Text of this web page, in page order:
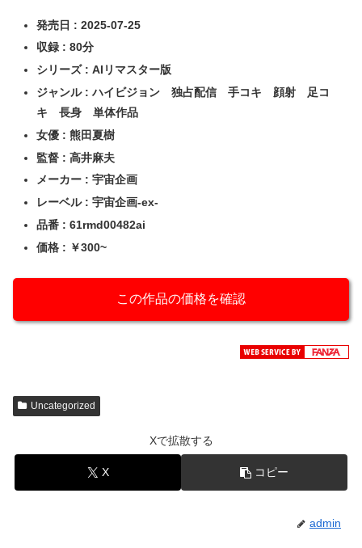
発売日 : 2025-07-25
収録 : 80分
シリーズ : AIリマスター版
ジャンル : ハイビジョン 独占配信 手コキ 顔射 足コ
キ 長身 単体作品
女優 : 熊田夏樹
監督 : 高井麻夫
メーカー : 宇宙企画
レーベル : 宇宙企画-ex-
品番 : 61rmd00482ai
価格 : ￥300~
この作品の価格を確認
Uncategorized
Xで拡散する
X コピー
admin